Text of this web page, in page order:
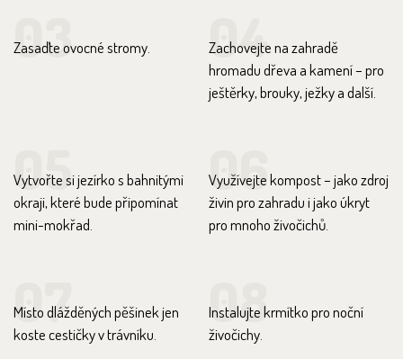
03
Zasaďte ovocné stromy. 04
Zachovejte na zahradě
hromadu dřeva a kamení – pro
ještěrky, brouky, ježky a další.
05
Vytvořte si jezírko s bahnitými
okraji, které bude připomínat
mini-mokřad.
06
Využívejte kompost – jako zdroj
živin pro zahradu i jako úkryt
pro mnoho živočichů.
07
Místo dlážděných pěšinek jen
koste cestičky v trávníku.
08
Instalujte krmítko pro noční
živočichy.